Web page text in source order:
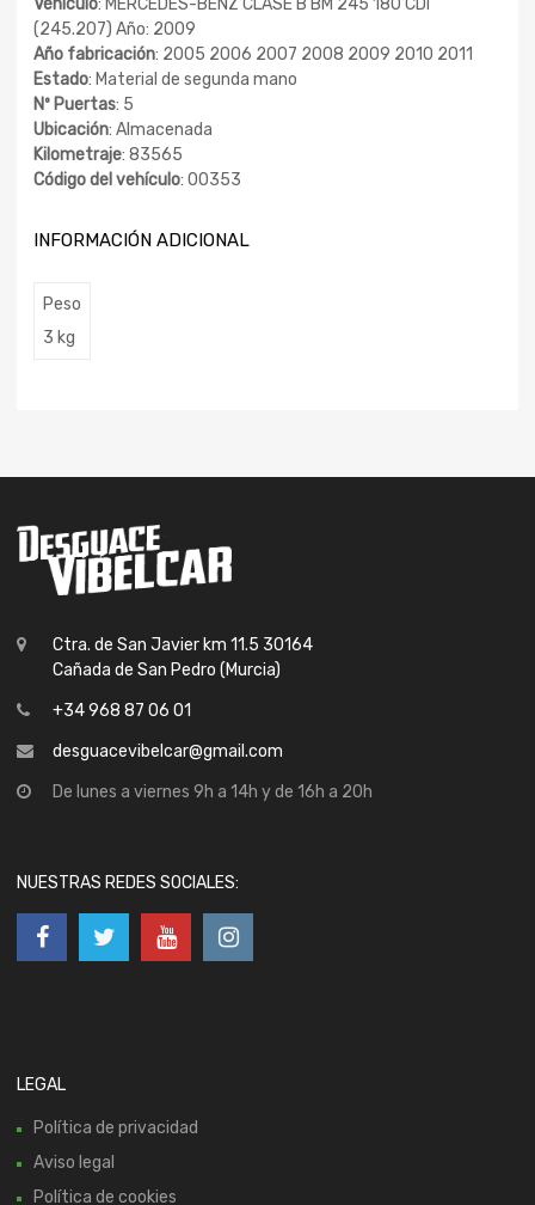
Vehículo: MERCEDES-BENZ CLASE B BM 245 180 CDI
(245.207) Año: 2009
Año fabricación: 2005 2006 2007 2008 2009 2010 2011
Estado: Material de segunda mano
Nº Puertas: 5
Ubicación: Almacenada
Kilometraje: 83565
Código del vehículo: 00353
INFORMACIÓN ADICIONAL
Peso
3 kg
Ctra. de San Javier km 11.5 30164
Cañada de San Pedro (Murcia)
+34 968 87 06 01
desguacevibelcar@gmail.com
De lunes a viernes 9h a 14h y de 16h a 20h
NUESTRAS REDES SOCIALES:
LEGAL
Política de privacidad
Aviso legal
Política de cookies